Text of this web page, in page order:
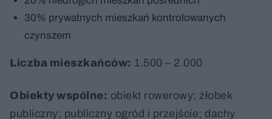
30% prywatnych mieszkań kontrolowanych
czynszem
Liczba mieszkańców: 1.500 – 2.000
Obiekty wspólne: obiekt rowerowy; żłobek
publiczny; publiczny ogród i przejście; dachy